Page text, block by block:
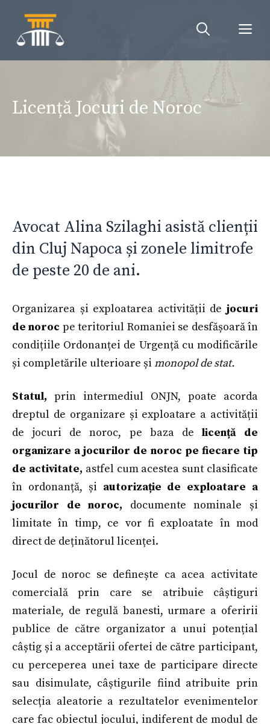
conținut
Licență Jocuri de Noroc
Avocat Alina Szilaghi asistă clienții
din Cluj Napoca și zonele limitrofe
de peste 20 de ani.
Organizarea și exploatarea activității dejocuri
de noroc pe teritoriul Romaniei se desfășoară în
condițiile Ordonanței de Urgență cu modificările
și completările ulterioare și monopol de stat.
Statul, prin intermediul ONJN, poate acorda
dreptul de organizare și exploatare a activității
de jocuri de noroc, pe baza de licență de
organizare a jocurilor de noroc pe fiecare tip
de activitate, astfel cum acestea sunt clasificate
în ordonanță, și autorizație de exploatare a
jocurilor de noroc, documente nominale și
limitate în timp, ce vor fi exploatate în mod
direct de deținătorul licenței.
Jocul de noroc se definește ca acea activitate
comercială prin care se atribuie câștiguri
materiale, de regulă banesti, urmare a oferirii
publice de către organizator a unui potențial
câștig și a acceptării ofertei de către participant,
cu perceperea unei taxe de participare directe
sau disimulate, câștigurile fiind atribuite prin
selecția aleatorie a rezultatelor evenimentelor
care fac obiectul jocului, indiferent de modul de